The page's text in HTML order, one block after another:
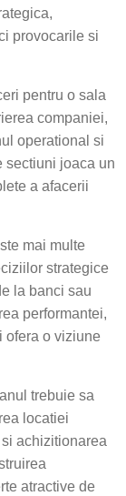
provocarile si
pentru o sala
companiei,
operational si
sectiuni joaca un
a afacerii
mai multe
strategice
la banci sau
performantei,
ofera o viziune
trebuie sa
locatiei
achizitionarea
atractive de